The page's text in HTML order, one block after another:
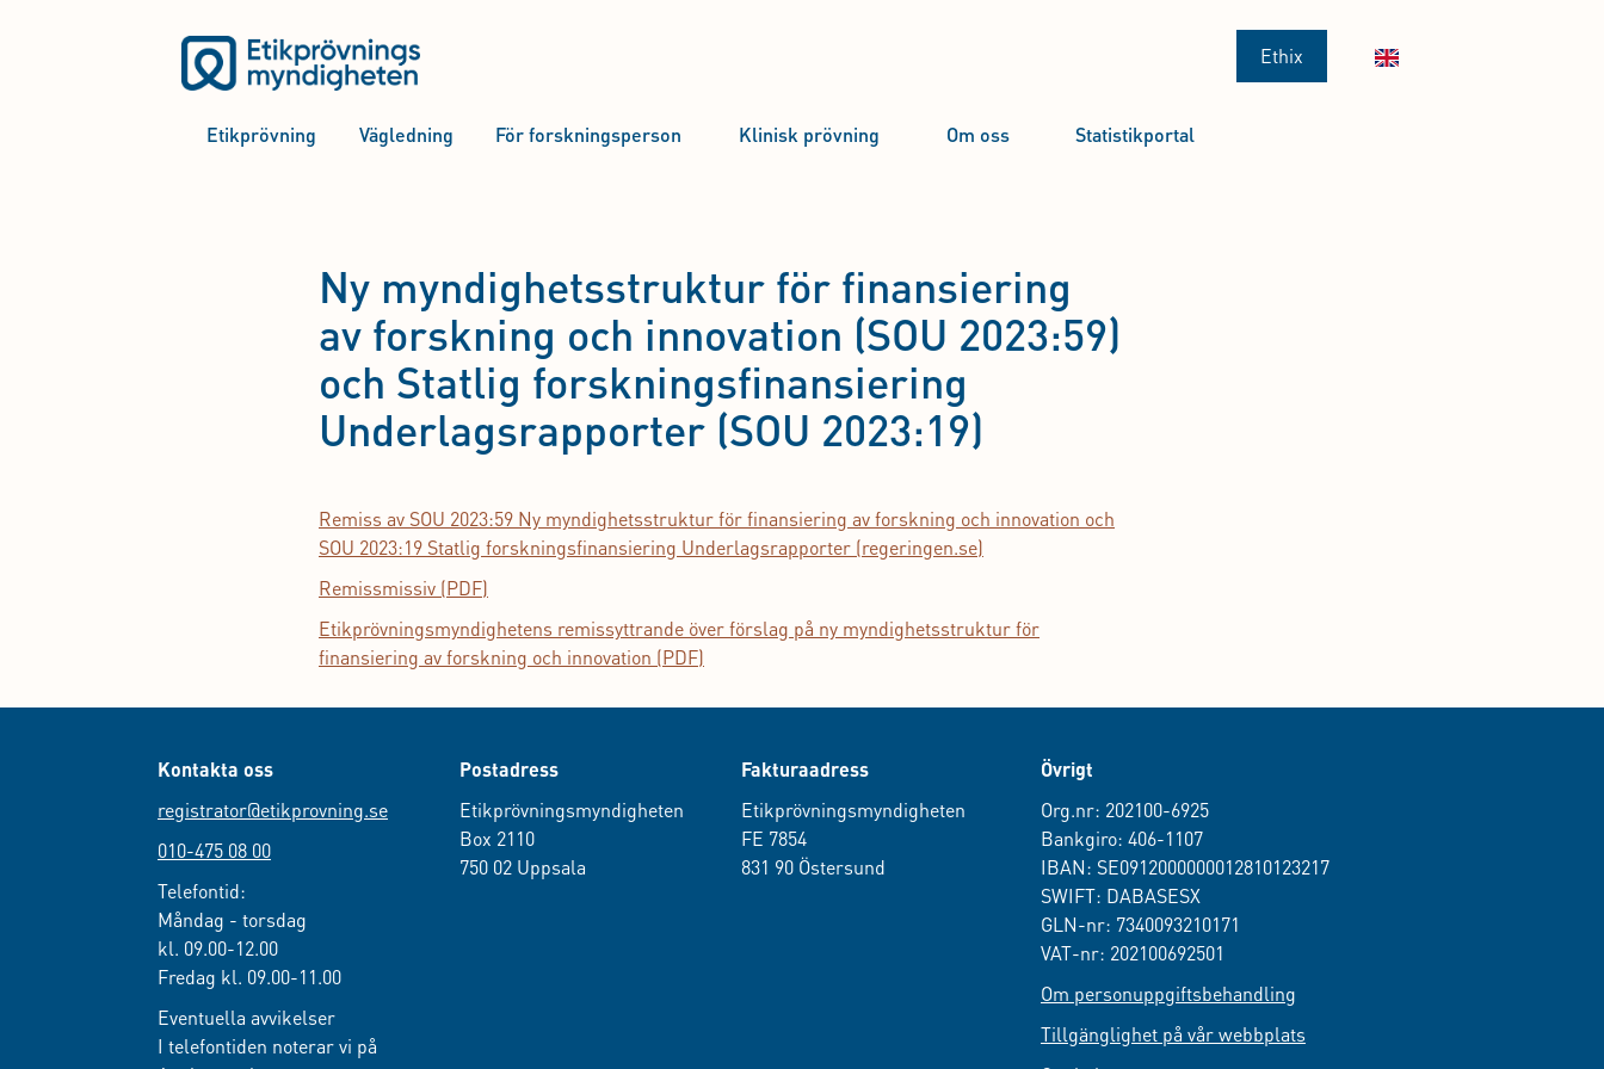
Ethix
Etikprövning Vägledning För forskningsperson Klinisk prövning Om oss Statistikportal
Ny myndighetsstruktur för finansiering
av forskning och innovation (SOU 2023:59)
och Statlig forskningsfinansiering
Underlagsrapporter (SOU 2023:19)
Remiss av SOU 2023:59 Ny myndighetsstruktur för finansiering av forskning och innovation och
SOU 2023:19 Statlig forskningsfinansiering Underlagsrapporter (regeringen.se)
Remissmissiv (PDF)
Etikprövningsmyndighetens remissyttrande över förslag på ny myndighetsstruktur för
finansiering av forskning och innovation (PDF)
Kontakta oss
registrator@etikprovning.se
010-475 08 00
Telefontid:
Måndag - torsdag
kl. 09.00-12.00
Fredag kl. 09.00-11.00
Eventuella avvikelser
I telefontiden noterar vi på
Postadress
Etikprövningsmyndigheten
Box 2110
750 02 Uppsala
Fakturaadress
Etikprövningsmyndigheten
FE 7854
831 90 Östersund
Övrigt
Org.nr: 202100-6925
Bankgiro: 406-1107
IBAN: SE0912000000012810123217
SWIFT: DABASESX
GLN-nr: 7340093210171
VAT-nr: 202100692501
Om personuppgiftsbehandling
Tillgänglighet på vår webbplats